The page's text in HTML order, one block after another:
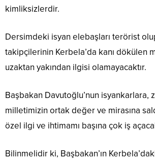
kimliksizlerdir.
Dersimdeki isyan elebaşları terörist
takipçilerinin Kerbela’da kanı dökülen
uzaktan yakından ilgisi olamayacaktır.
Başbakan Davutoğlu’nun isyankarlara,
milletimizin ortak değer ve mirasına
özel ilgi ve ihtimamı başına çok iş
Bilinmelidir ki, Başbakan’ın